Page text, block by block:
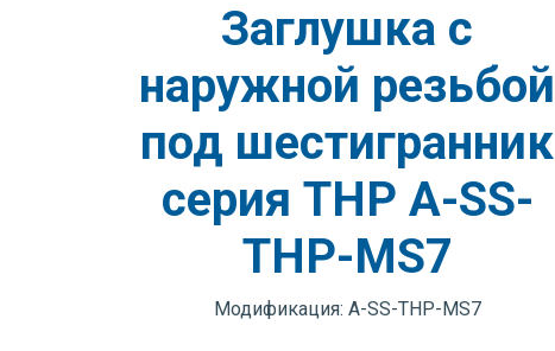
Заглушка с
наружной резьбой
под шестигранник
серия THP A-SS-
THP-MS7
Модификация: A-SS-THP-MS7